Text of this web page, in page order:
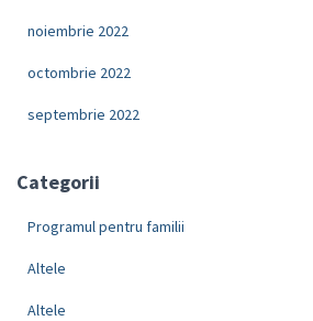
noiembrie 2022
octombrie 2022
septembrie 2022
Categorii
Programul pentru familii
Altele
Altele